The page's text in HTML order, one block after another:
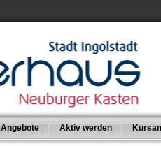
Angebote Aktiv werden